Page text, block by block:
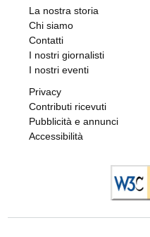
La nostra storia
Chi siamo
Contatti
I nostri giornalisti
I nostri eventi
Privacy
Contributi ricevuti
Pubblicità e annunci
Accessibilità